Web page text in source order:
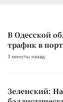
В Одесской
трафик в
3 минуты назад
Зеленский: